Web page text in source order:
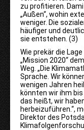
zu profitieren.
„Außen“, wohin
weniger. Die
häufiger und
sie entstehen. (3)
Wie prekär die
„Mission 2020“
Weg. „Die
Sprache. Wir
wenigen Jahren
könnten wir ihm
das heißt, wir
herbeizuführen.“,
Direktor des